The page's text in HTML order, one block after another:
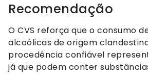
Recomendação
O CVS reforça que o consumo
alcoólicas de origem
procedência confiável
já que podem conter